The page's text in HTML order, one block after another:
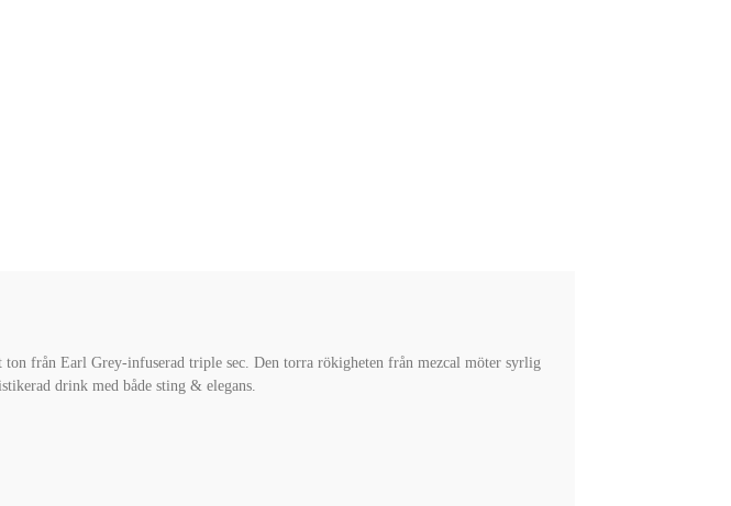
från Earl Grey-infuserad triple sec. Den torra rökigheten från mezcal möter syrlig
drink med både sting & elegans.